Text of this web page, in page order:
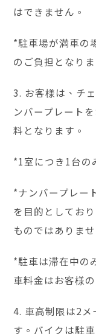
はできません。
*駐車場が満車の
のご負担となり
3. お客様は、チ
ンバープレート
料となります。
*1室につき1台の
*ナンバープレー
を目的としてお
ものではありませ
*駐車は滞在中の
車料金はお客様
4. 車高制限は2メ
す。バイクは駐